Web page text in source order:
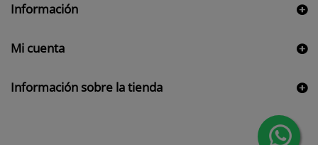
Información
Mi cuenta
Información sobre la tienda